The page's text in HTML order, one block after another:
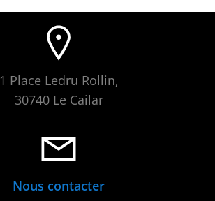
1 Place Ledru Rollin,
30740 Le Cailar
Nous contacter